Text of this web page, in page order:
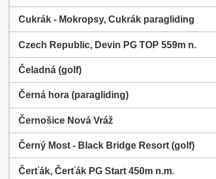
Cukrák - Mokropsy, Cukrák paragliding
Czech Republic, Devin PG TOP 559m n.
Čeladná (golf)
Černá hora (paragliding)
Černošice Nová Vráž
Černý Most - Black Bridge Resort (golf)
Čerťák, Čerťák PG Start 450m n.m.